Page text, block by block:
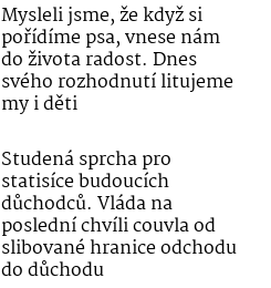
Mysleli jsme, že když si
pořídíme psa, vnese nám
do života radost. Dnes
svého rozhodnutí litujeme
my i děti
Studená sprcha pro
statisíce budoucích
důchodců. Vláda na
poslední chvíli couvla od
slibované hranice odchodu
do důchodu